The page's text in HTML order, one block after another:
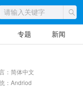
专题 新闻
：简体中文
：Andriod